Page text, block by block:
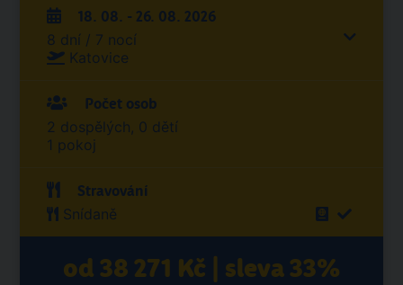
18. 08. - 26. 08. 2026
8 dní / 7 nocí
Katovice
Počet osob
2 dospělých, 0 dětí
1 pokoj
Stravování
Snídaně
od 38 271 Kč | sleva 33%